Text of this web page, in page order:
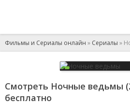
Фильмы и Сериалы онлайн » Сериалы »
Смотреть Ночные ведьмы
бесплатно